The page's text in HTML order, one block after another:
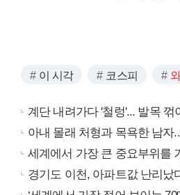
이 시각 코스피
계단 내려가다 '철렁'... 발목 꺾
아내 몰래 처형과 목욕한 남자
세계에서 가장 큰 중요부위를
경기도 이천, 아파트값 난리났